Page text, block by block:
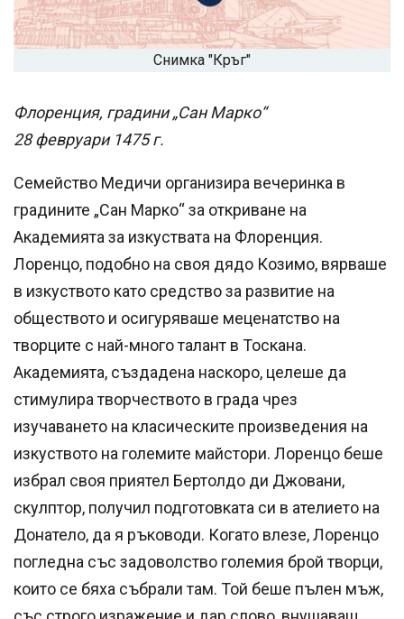
Снимка "Кръг"
Флоренция, градини „Сан Марко“
28 февруари 1475 г.
Семейство Медичи организира вечеринка в
градините „Сан Марко“ за откриване на
Академията за изкуствата на Флоренция.
Лоренцо, подобно на своя дядо Козимо, вярваше
в изкуството като средство за развитие на
обществото и осигуряваше меценатство на
творците с най-много талант в Тоскана.
Академията, създадена наскоро, целеше да
стимулира творчеството в града чрез
изучаването на класическите произведения на
изкуството на големите майстори. Лоренцо беше
избрал своя приятел Бертолдо ди Джовани,
скулптор, получил подготовката си в ателието на
Донатело, да я ръководи. Когато влезе, Лоренцо
погледна със задоволство големия брой творци,
които се бяха събрали там. Той беше пълен мъж,